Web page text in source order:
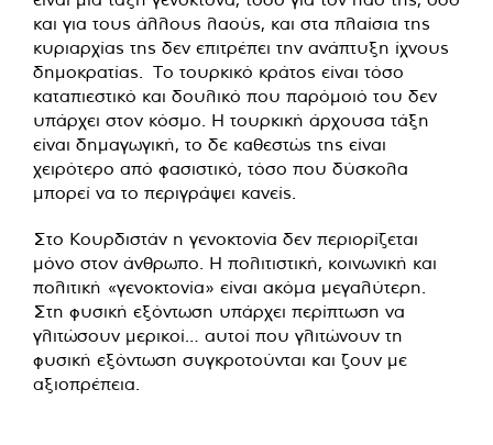
και για τους άλλους λαούς, και στα πλαίσια της
κυριαρχίας της δεν επιτρέπει την ανάπτυξη ίχνους
δημοκρατίας. Το τουρκικό κράτος είναι τόσο
καταπιεστικό και δουλικό που παρόμοιό του δεν
υπάρχει στον κόσμο. Η τουρκική άρχουσα τάξη
είναι δημαγωγική, το δε καθεστώς της είναι
χειρότερο από φασιστικό, τόσο που δύσκολα
μπορεί να το περιγράψει κανείς.
Στο Κουρδιστάν η γενοκτονία δεν περιορίζεται
μόνο στον άνθρωπο. Η πολιτιστική, κοινωνική και
πολιτική «γενοκτονία» είναι ακόμα μεγαλύτερη.
Στη φυσική εξόντωση υπάρχει περίπτωση να
γλιτώσουν μερικοί… αυτοί που γλιτώνουν τη
φυσική εξόντωση συγκροτούνται και ζουν με
αξιοπρέπεια.